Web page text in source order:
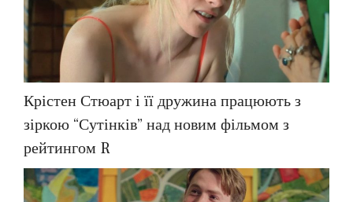
Крістен Стюарт і її дружина працюють з
зіркою “Сутінків” над новим фільмом з
рейтингом R